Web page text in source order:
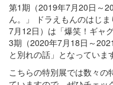
第1期（2019年7月20日～
ん。」 ドラえもんのはじ
7月12日）は「爆笑！ギャ
3期（2020年7月18日～
と別れの話」となっていま
こちらの特別展では数々の